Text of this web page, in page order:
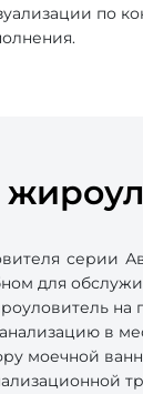
по
серии
для
в
моечной